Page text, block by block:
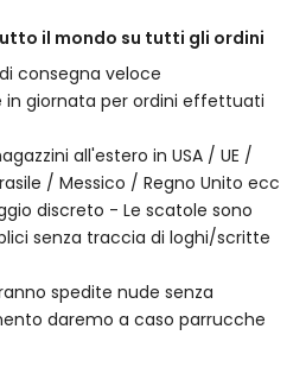
il mondo su tutti gli ordini
consegna veloce
in giornata per ordini effettuati
all'estero in USA / UE /
/ Messico / Regno Unito ecc
discreto - Le scatole sono
senza traccia di loghi/scritte
spedite nude senza
daremo a caso parrucche